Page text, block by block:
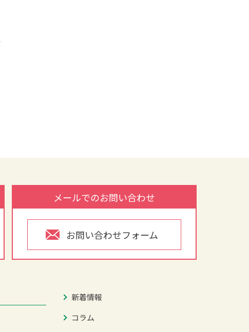
メールでのお問い合わせ
お問い合わせフォーム
新着情報
コラム